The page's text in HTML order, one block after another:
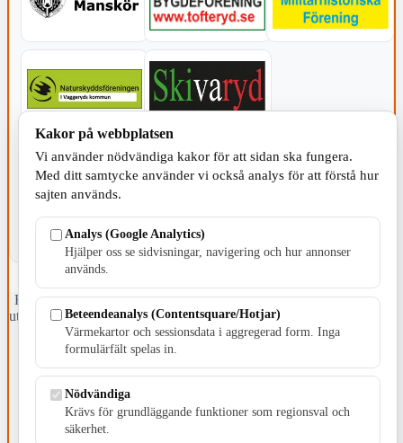
KOMMUNEN
Fristående webbtidningsföretag grundat 1991 som sedan 2002 ger
ut tidningen Skillingaryd.nu och 2010 lanserades Värnamo.nu. Från
april 2026 omfattar Skillingaryd.nu tre kommuner: Gnosjö,
Värnamo och Vaggeryds kommun.
Kontakta oss
E-post: redaktionen@skillingaryd.nu
Postadress: Gisslaköp 1, 568 92 Skillingaryd
Kakor på webbplatsen
Vi använder nödvändiga kakor för att sidan ska fungera.
Med ditt samtycke använder vi också analys för att förstå hur
sajten används.
Analys (Google Analytics)
Hjälper oss se sidvisningar, navigering och hur annonser
används.
Beteendeanalys (Contentsquare/Hotjar)
Värmekartor och sessionsdata i aggregerad form. Inga
formulärfält spelas in.
Nödvändiga
Krävs för grundläggande funktioner som regionsval och
säkerhet.